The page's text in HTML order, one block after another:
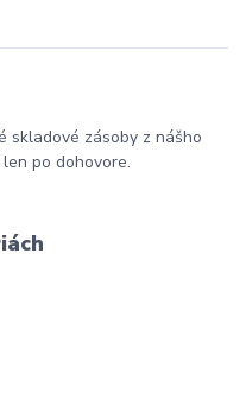
skladové zásoby z nášho
po dohovore.